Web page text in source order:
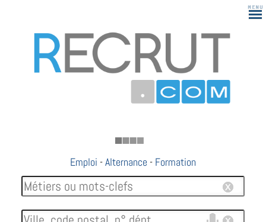
183
Emploi -Alternance - Formation